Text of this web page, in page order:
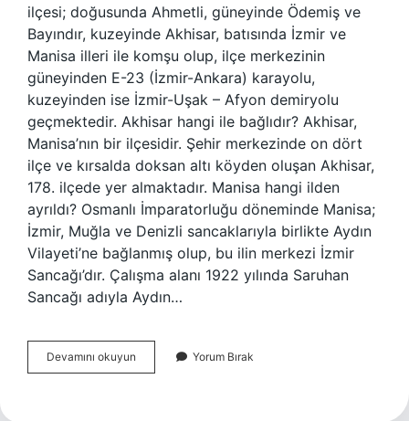
ilçesi; doğusunda Ahmetli, güneyinde Ödemiş ve
Bayındır, kuzeyinde Akhisar, batısında İzmir ve
Manisa illeri ile komşu olup, ilçe merkezinin
güneyinden E-23 (İzmir-Ankara) karayolu,
kuzeyinden ise İzmir-Uşak – Afyon demiryolu
geçmektedir. Akhisar hangi ile bağlıdır? Akhisar,
Manisa’nın bir ilçesidir. Şehir merkezinde on dört
ilçe ve kırsalda doksan altı köyden oluşan Akhisar,
178. ilçede yer almaktadır. Manisa hangi ilden
ayrıldı? Osmanlı İmparatorluğu döneminde Manisa;
İzmir, Muğla ve Denizli sancaklarıyla birlikte Aydın
Vilayeti’ne bağlanmış olup, bu ilin merkezi İzmir
Sancağı’dır. Çalışma alanı 1922 yılında Saruhan
Sancağı adıyla Aydın…
Devamını okuyun Akhisardan
Sonra
Yorum Bırak